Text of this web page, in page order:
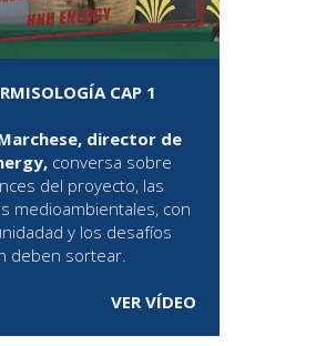
CAP 1
director de
conversa sobre
del proyecto, las
medioambientales, con
y los desafíos
deben sortear.
VER VÍDEO